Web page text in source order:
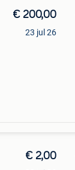
€ 200,00
23 jul 26
€ 2,00